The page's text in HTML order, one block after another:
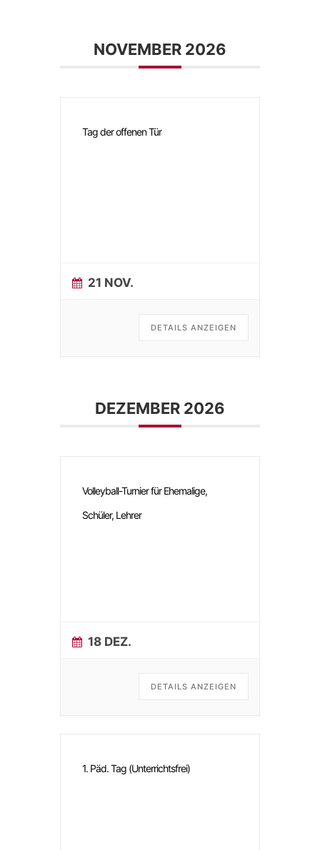
NOVEMBER 2026
Tag der offenen Tür
21 NOV.
DETAILS ANZEIGEN
DEZEMBER 2026
Volleyball-Turnier für Ehemalige,
Schüler, Lehrer
18 DEZ.
DETAILS ANZEIGEN
1. Päd. Tag (Unterrichtsfrei)